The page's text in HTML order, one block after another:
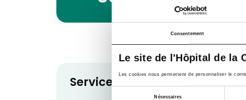
Consentement
Le site de l'Hôpital de la
Les cookies nous permettent de personnaliser le
Nécessaires
Service de Gynécologie-